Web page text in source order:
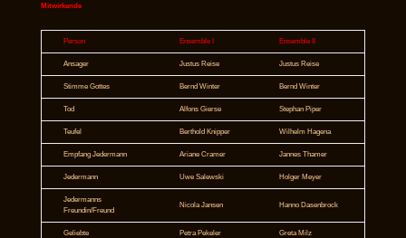
Mitwirkende
Person Ensemble I Ensemble II
Ansager Justus Reise Justus Reise
Stimme Gottes Bernd Winter Bernd Winter
Tod Alfons Gierse Stephan Piper
Teufel Berthold Knipper Wilhelm Hagena
Empfang Jedermann Ariane Cramer Jannes Thamer
Jedermann Uwe Salewski Holger Meyer
Jedermanns
Freundin/Freund
Nicola Jansen Hanno Dasenbrock
Geliebte Petra Pekeler Greta Milz